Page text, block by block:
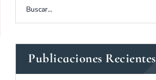
Publicaciones Recientes